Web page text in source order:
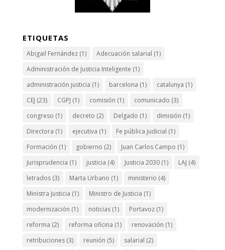
ETIQUETAS
Abigail Fernández(1) Adecuación salarial (1)
Administración de Justicia Inteligente (1)
administración justicia (1) barcelona (1) catalunya (1)
CEJ (23) CGPJ (1) comisión (1) comunicado (3)
congreso (1) decreto (2) Delgado (1) dimisión (1)
Directora (1) ejecutiva (1) Fe pública judicial (1)
Formación (1) gobierno (2) Juan Carlos Campo (1)
Jurisprudencia (1) justicia (4) Justicia 2030(1) LAJ (4)
letrados(3) Marta Urbano (1) ministerio (4)
Ministra Justicia (1) Ministro de Justicia (1)
modernización (1) noticias(1) Portavoz(1)
reforma (2) reforma oficina (1) renovación (1)
retribuciones(3) reunión (5) salarial (2)